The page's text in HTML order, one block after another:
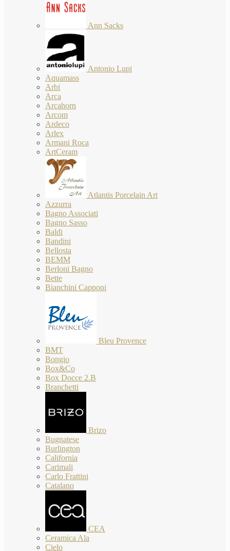
Ann Sacks
Antonio Lupi
Aquamass
Arbi
Arca
Arcahorn
Arcom
Ardeco
Arlex
Armani Roca
ArtCeram
Atlantis Porcelain Art
Azzurra
Bagno Associati
Bagno Sasso
Baldi
Bandini
Bellosta
BEMM
Berloni Bagno
Bette
Bianchini Capponi
Bleu Provence
BMT
Bongio
Box&Co
Box Docce 2.B
Branchetti
Brizo
Bugnatese
Burlington
California
Carimali
Carlo Frattini
Catalano
CEA
Ceramica Ala
Cielo